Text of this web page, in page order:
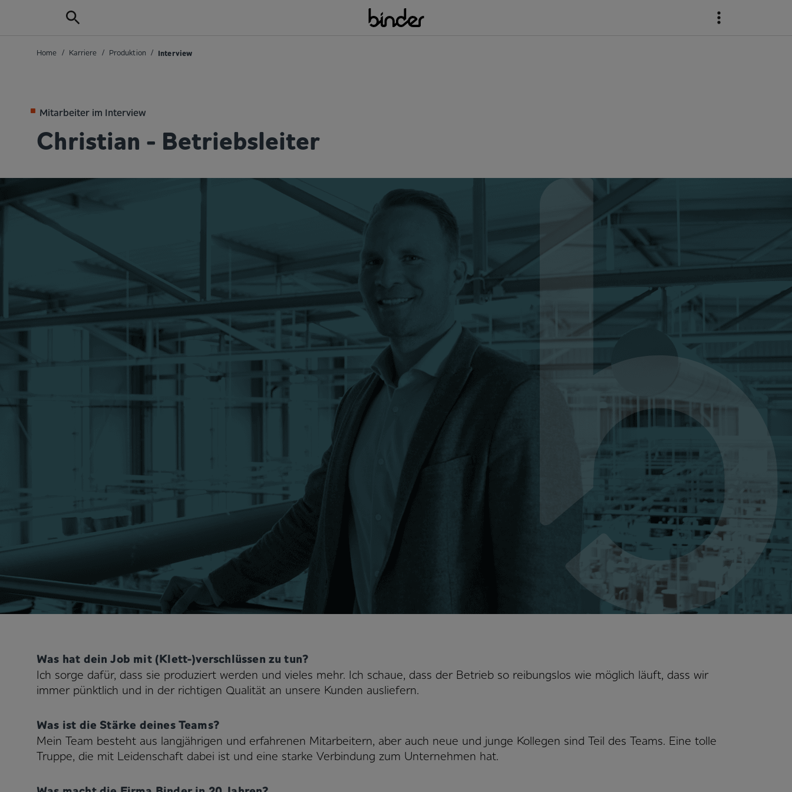
Home / Karriere / Produktion / Interview
Mitarbeiter im Interview
Christian - Betriebsleiter
Was hat dein Job mit (Klett-)verschlüssen zu tun?
Ich sorge dafür, dass sie produziert werden und vieles mehr. Ich schaue, dass der Betrieb so reibungslos wie möglich läuft, dass wir
immer pünktlich und in der richtigen Qualität an unsere Kunden ausliefern.
Was ist die Stärke deines Teams?
Mein Team besteht aus langjährigen und erfahrenen Mitarbeitern, aber auch neue und junge Kollegen sind Teil des Teams. Eine tolle
Truppe, die mit Leidenschaft dabei ist und eine starke Verbindung zum Unternehmen hat.